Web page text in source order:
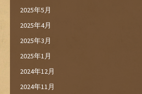
2025年5月
2025年4月
2025年3月
2025年1月
2024年12月
2024年11月